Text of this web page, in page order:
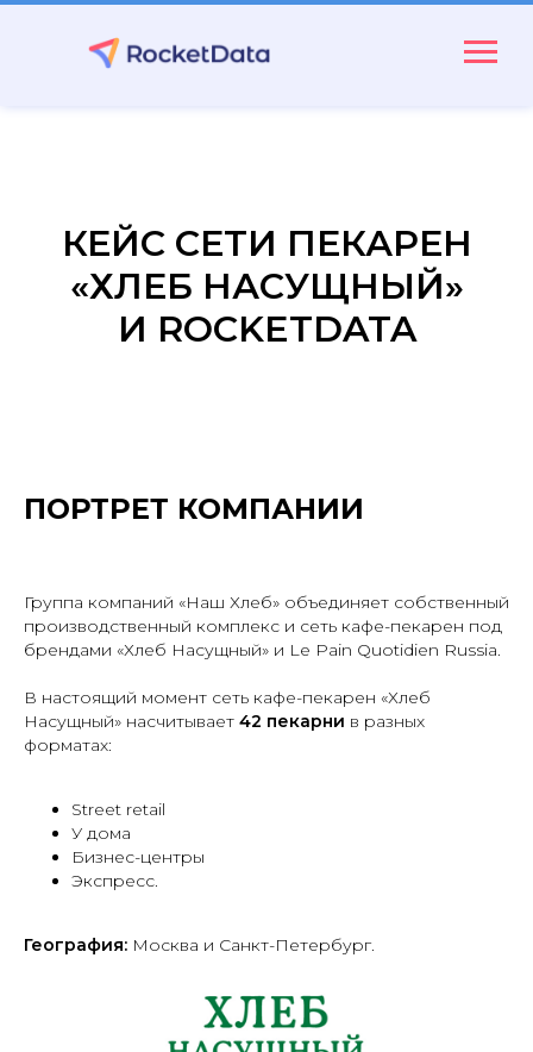
КЕЙС СЕТИ ПЕКАРЕН
«ХЛЕБ НАСУЩНЫЙ»
И ROCKETDATA
ПОРТРЕТ КОМПАНИИ
Группа компаний «Наш Хлеб» объединяет собственный
производственный комплекс и сеть кафе-пекарен под
брендами «Хлеб Насущный» и Le Pain Quotidien Russia.
В настоящий момент сеть кафе-пекарен «Хлеб
Насущный» насчитывает 42 пекарни в разных
форматах:
Street retail
У дома
Бизнес-центры
Экспресс.
География: Москва и Санкт-Петербург.